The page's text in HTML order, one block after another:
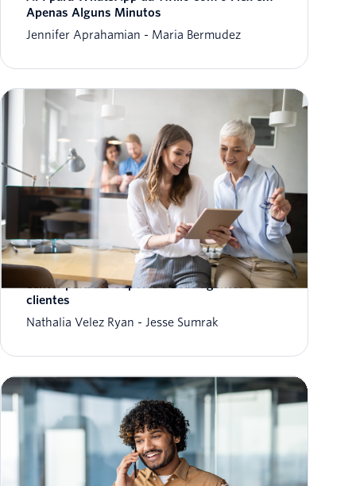
Apenas Alguns Minutos
Jennifer Aprahamian
Maria Bermudez
Doze tecnologias e tendências de contact
center para dar suporte a seus agentes e
clientes
Nathalia Velez Ryan
Jesse Sumrak